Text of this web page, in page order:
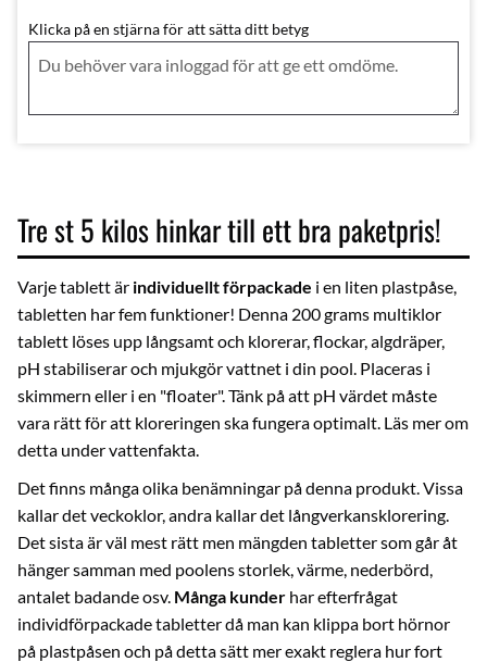
Tre st 5 kilos hinkar till ett bra paketpris!
Varje tablett är individuellt förpackade i en liten plastpåse,
tabletten har fem funktioner! Denna 200 grams multiklor
tablett löses upp långsamt och klorerar, flockar, algdräper,
pH stabiliserar och mjukgör vattnet i din pool. Placeras i
skimmern eller i en "floater". Tänk på att pH värdet måste
vara rätt för att kloreringen ska fungera optimalt. Läs mer om
detta undervattenfakta.
Det finns många olika benämningar på denna produkt. Vissa
kallar det veckoklor, andra kallar det långverkansklorering.
Det sista är väl mest rätt men mängden tabletter som går åt
hänger samman med poolens storlek, värme, nederbörd,
antalet badande osv. Många kunder har efterfrågat
individförpackade tabletter då man kan klippa bort hörnor
på plastpåsen och på detta sätt mer exakt reglera hur fort
Klicka på en stjärna för att sätta ditt betyg